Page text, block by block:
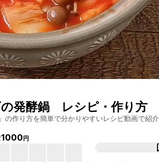
発酵鍋 レシピ・作り方
」の作り方を簡単で分かりやすいレシピ動画で紹介
1000円